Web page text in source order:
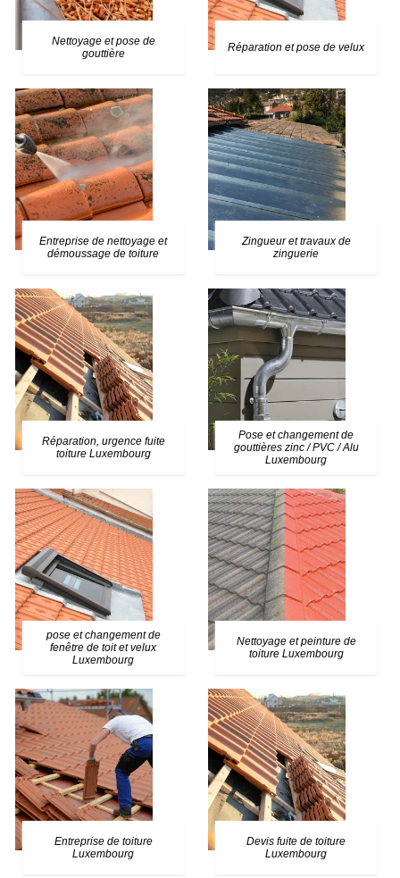
Nettoyage et pose de
gouttière
Réparation et pose de velux
Entreprise de nettoyage et
démoussage de toiture
Zingueur et travaux de
zinguerie
Réparation, urgence fuite
toiture Luxembourg
Pose et changement de
gouttières zinc / PVC / Alu
Luxembourg
pose et changement de
fenêtre de toit et velux
Luxembourg
Nettoyage et peinture de
toiture Luxembourg
Entreprise de toiture
Luxembourg
Devis fuite de toiture
Luxembourg